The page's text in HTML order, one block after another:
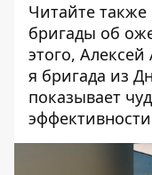
Читайте также
бригады об
этого,
я бригада из
показывает